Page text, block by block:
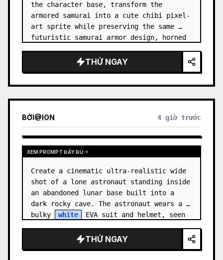
the character base, transform the
armored samurai into a cute chibi pixel-
art sprite while preserving the same
futuristic samurai armor design, horned
accents, glowing cyan energy details,…
THỬ NGAY
BỞI@ION 4 giờ trước
XEM PROMPT ĐẦY ĐỦ
Create a cinematic ultra-realistic wide
shot of a lone astronaut standing inside
an abandoned lunar base built into a
dark rocky cave. The astronaut wears a
bulky
white
EVA suit and helmet, seen
THỬ NGAY